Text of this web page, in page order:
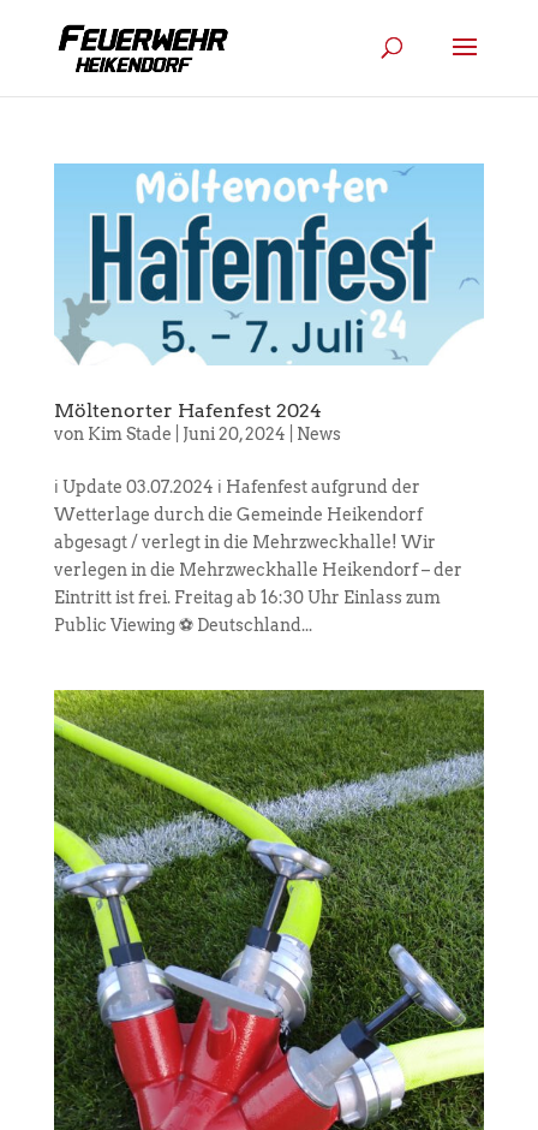
Möltenorter Hafenfest 2024
von Kim Stade Juni 20, 2024 News
ℹ️ Update 03.07.2024 ℹ️ Hafenfest aufgrund der
Wetterlage durch die Gemeinde Heikendorf
abgesagt / verlegt in die Mehrzweckhalle! Wir
verlegen in die Mehrzweckhalle Heikendorf – der
Eintritt ist frei. Freitag ab 16:30 Uhr Einlass zum
Public Viewing ⚽ Deutschland...